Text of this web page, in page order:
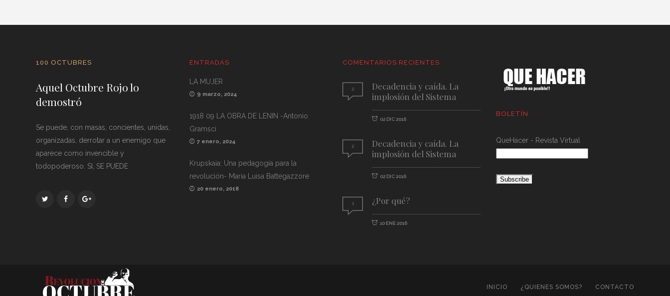
100 OCTUBRES
Aquel Octubre Rojo lo
demostró
Se puede, con masas, concientes, unidas,
organizadas, derrotar a un enemigo que
aparece como invencible y
todopoderoso. SI, SE PUEDE
ENTRADAS
LA MUJER
9 marzo, 2024
1918 09 LA OBRA DE LENIN -Antonio
Gramsci
7 enero, 2024
Krupskaia: Una pedagogía para la
revolución- Maria Luisa Battegazzore
20 enero, 2018
COMENTARIOS RECIENTES
2
Decadencia y caída. La
implosión del Sistema
02 DIC 2016
2
Decadencia y caída. La
implosión del Sistema
02 DIC 2016
1 ¿Por qué?
10 ENE 2016
BOLETÍN
QueHacer - Revista Virtual
INICIO ¿QUIENES SOMOS? CONTACTO